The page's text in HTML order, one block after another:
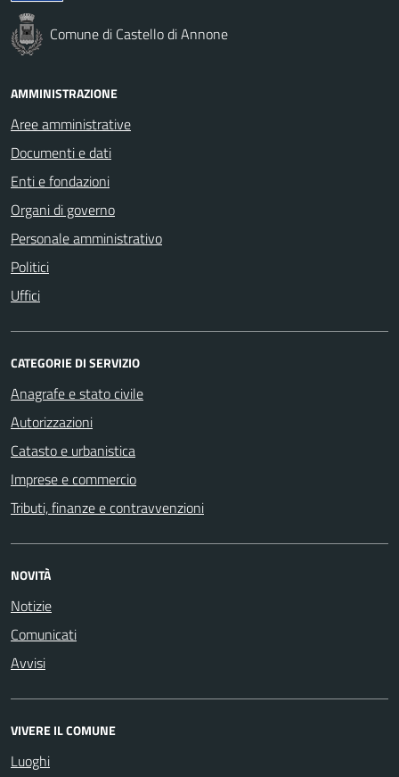
Comune di Castello di Annone
AMMINISTRAZIONE
Aree amministrative
Documenti e dati
Enti e fondazioni
Organi di governo
Personale amministrativo
Politici
Uffici
CATEGORIE DI SERVIZIO
Anagrafe e stato civile
Autorizzazioni
Catasto e urbanistica
Imprese e commercio
Tributi, finanze e contravvenzioni
NOVITÀ
Notizie
Comunicati
Avvisi
VIVERE IL COMUNE
Luoghi